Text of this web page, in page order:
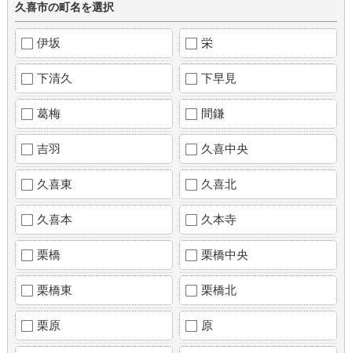
久喜市の町名を選択
伊坂 栄
下清久 下早見
葛梅 間鎌
吉羽 久喜中央
久喜東 久喜北
久喜本 久本寺
栗橋 栗橋中央
栗橋東 栗橋北
栗原 原